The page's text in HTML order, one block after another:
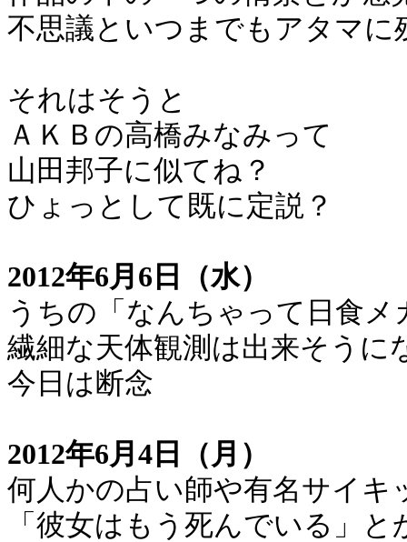
不思議といつまでもアタマに
それはそうと
ＡＫＢの高橋みなみって
山田邦子に似てね？
ひょっとして既に定説？
2012年6月6日（水）
うちの「なんちゃって日食メ
繊細な天体観測は出来そうに
今日は断念
2012年6月4日（月）
何人かの占い師や有名サイキ
「彼女はもう死んでいる」